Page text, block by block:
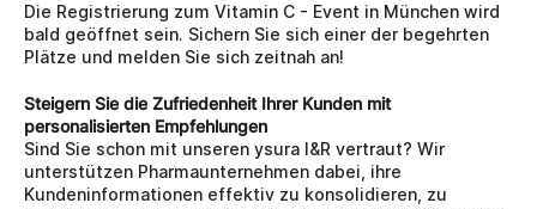
Die Registrierung zum Vitamin C - Event in München wird
bald geöffnet sein. Sichern Sie sich einer der begehrten
Plätze und melden Sie sich zeitnah an!
Steigern Sie die Zufriedenheit Ihrer Kunden mit
personalisierten Empfehlungen
Sind Sie schon mit unseren ysura I&R vertraut? Wir
unterstützen Pharmaunternehmen dabei, ihre
Kundeninformationen effektiv zu konsolidieren, zu